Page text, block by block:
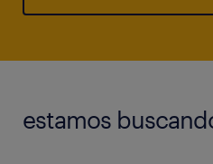
estamos